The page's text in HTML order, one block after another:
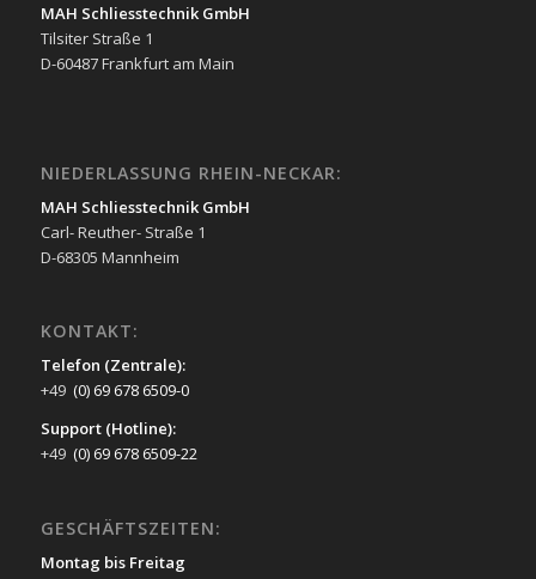
MAH Schliesstechnik GmbH
Tilsiter Straße 1
D-60487 Frankfurt am Main
NIEDERLASSUNG RHEIN-NECKAR:
MAH Schliesstechnik GmbH
Carl- Reuther- Straße 1
D-68305 Mannheim
KONTAKT:
Telefon (Zentrale):
+49 (0) 69 678 6509-0
Support (Hotline):
+49 (0) 69 678 6509-22
GESCHÄFTSZEITEN:
Montag bis Freitag